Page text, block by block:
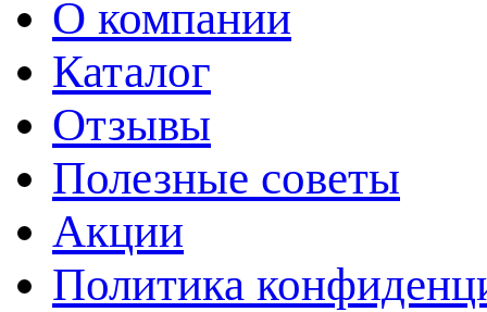
О компании
Каталог
Отзывы
Полезные советы
Акции
Политика